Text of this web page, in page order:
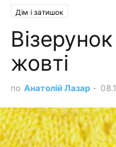
Дім і затишок
жовті
по Анатолій Лазар -